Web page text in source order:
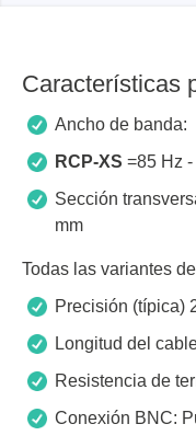
Características
Ancho de banda:
RCP-XS =85 Hz
Sección
mm
Todas las variantes
Precisión (típica)
Longitud del
Resistencia de
Conexión BNC: